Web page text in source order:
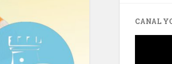
CANAL